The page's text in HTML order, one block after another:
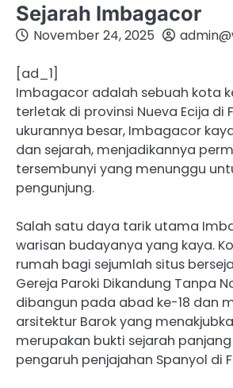
Sejarah Imbagacor
November 24, 2025
[ad_1]
Imbagacor adalah sebuah kota
terletak di provinsi Nueva Ecija di
ukurannya besar, Imbagacor
dan sejarah, menjadikannya
tersembunyi yang menunggu
pengunjung.
Salah satu daya tarik utama
warisan budayanya yang kaya.
rumah bagi sejumlah situs
Gereja Paroki Dikandung Tanpa
dibangun pada abad ke-18 dan
arsitektur Barok yang
merupakan bukti sejarah
pengaruh penjajahan Spanyol di